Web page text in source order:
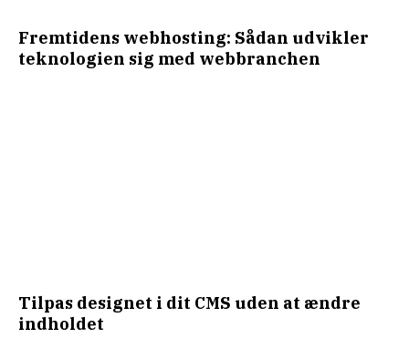
Fremtidens webhosting: Sådan udvikler
teknologien sig med webbranchen
Tilpas designet i dit CMS uden at ændre
indholdet